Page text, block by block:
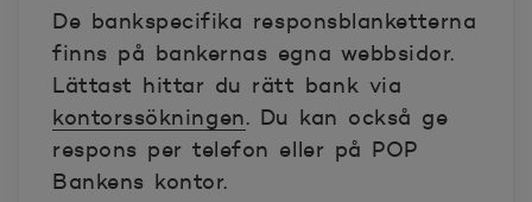
De bankspecifika responsblanketterna
finns på bankernas egna webbsidor.
Lättast hittar du rätt bank via
kontorssökningen. Du kan också ge
respons per telefon eller på POP
Bankens kontor.